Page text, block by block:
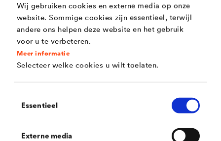
Wij gebruiken cookies en externe media op onze
website. Sommige cookies zijn essentieel, terwijl
andere ons helpen deze website en het gebruik
voor u te verbeteren.
Meer informatie
Selecteer welke cookies u wilt toelaten.
Essentieel
Externe media
Uitstekende UV- en weerbestendigheid dankzij
PST (Perfect Silicon Technology)
Hoog dekvermogen met goede kantendekking
Ideaal op maathoudende en beperkt
Goed kantendekking dankzij de hoge stabiliteit